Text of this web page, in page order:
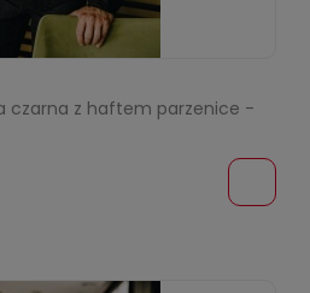
czarna z haftem parzenice -